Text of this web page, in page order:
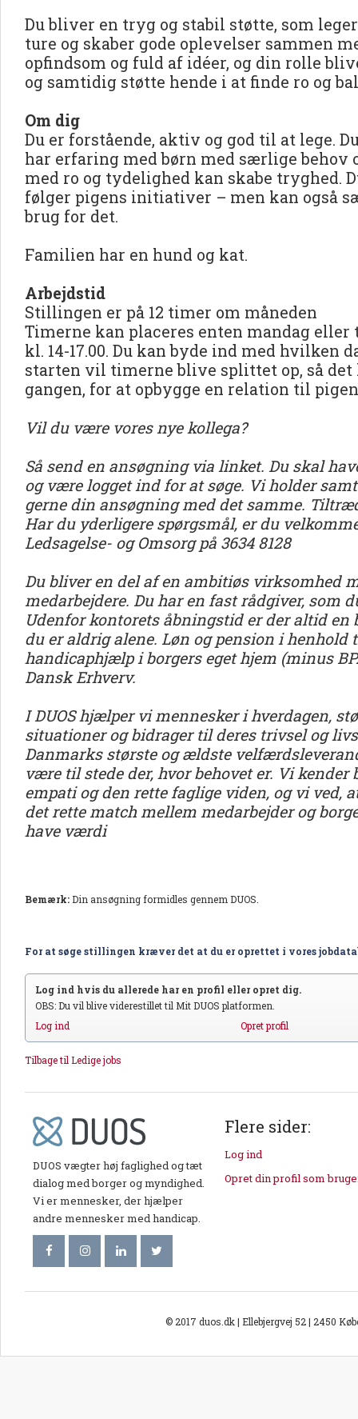
Du bliver en tryg og stabil støtte, som
ture og skaber gode oplevelser sammen
opfindsom og fuld af idéer, og din rolle
og samtidig støtte hende i at finde ro og
Om dig
Du er forstående, aktiv og god til at lege.
har erfaring med børn med særlige behov
med ro og tydelighed kan skabe tryghed.
følger pigens initiativer – men kan også
brug for det.
Familien har en hund og kat.
Arbejdstid
Stillingen er på 12 timer om måneden
Timerne kan placeres enten mandag
kl. 14-17.00. Du kan byde ind med hvilken
starten vil timerne blive splittet op, så
gangen, for at opbygge en relation til
Vil du være vores nye kollega?
Så send en ansøgning via linket. Du skal
og være logget ind for at søge. Vi holder
gerne din ansøgning med det samme.
Har du yderligere spørgsmål, er du
Ledsagelse- og Omsorg på 3634 8128
Du bliver en del af en ambitiøs virksomhed
medarbejdere. Du har en fast rådgiver, som
Udenfor kontorets åbningstid er der altid en
du er aldrig alene. Løn og pension i
handicaphjælp i borgers eget hjem (minus
Dansk Erhverv.
I DUOS hjælper vi mennesker i hverdagen,
situationer og bidrager til deres trivsel og
Danmarks største og ældste
være til stede der, hvor behovet er. Vi
empati og den rette faglige viden, og vi ved,
det rette match mellem medarbejder og
have værdi
Bemærk:Din ansøgning formidles gennem DUOS.
For at søge stillingen kræver det at du er oprettet i vores
Log ind hvis du allerede har en profil eller opret dig.
OBS: Du vil blive viderestillet til Mit DUOS platformen.
Log ind
Opret profil
Tilbage til Ledige jobs
DUOS vægter høj faglighed og tæt
dialog med borger og myndighed.
Vi er mennesker, der hjælper
andre mennesker med handicap.
Flere sider:
Log ind
Opret din profil som
© 2017 duos.dk | Ellebjergvej 52 | 2450